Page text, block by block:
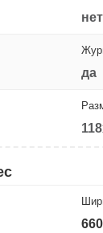
нет
да